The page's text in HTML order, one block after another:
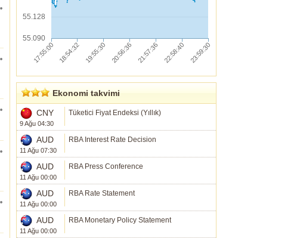
55.128
55.090
Ekonomi takvimi
CNY
9 Ağu 04:30
Tüketici Fiyat Endeksi (Yıllık)
AUD
11 Ağu 07:30
RBA Interest Rate Decision
AUD
11 Ağu 00:00
RBA Press Conference
AUD
11 Ağu 00:00
RBA Rate Statement
AUD
11 Ağu 00:00
RBA Monetary Policy Statement